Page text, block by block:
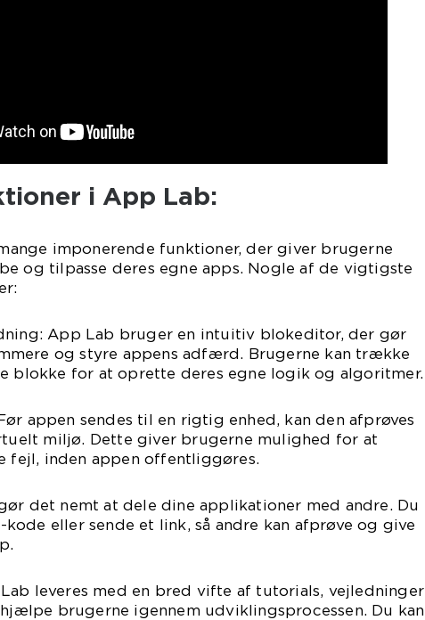
i App Lab:
imponerende funktioner, der giver brugerne
og tilpasse deres egne apps. Nogle af de vigtigste
App Lab bruger en intuitiv blokeditor, der gør
og styre appens adfærd. Brugerne kan trække
blokke for at oprette deres egne logik og algoritmer.
appen sendes til en rigtig enhed, kan den afprøves
miljø. Dette giver brugerne mulighed for at
fejl, inden appen offentliggøres.
det nemt at dele dine applikationer med andre. Du
kode eller sende et link, så andre kan afprøve og give
leveres med en bred vifte af tutorials, vejledninger
brugerne igennem udviklingsprocessen. Du kan